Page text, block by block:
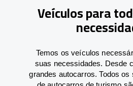
Veículos para
Temos os veículos
suas necessidades. Desde
grandes autocarros. Todos os